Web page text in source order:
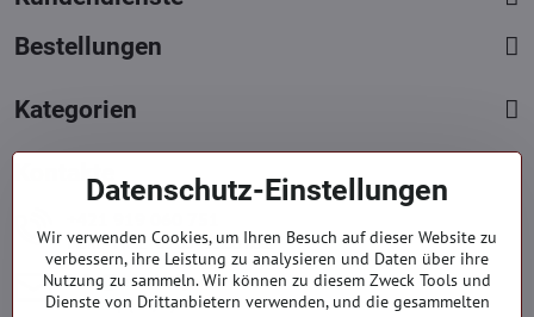
Bestellungen
Kategorien
Kontakte
Mont. - Freit. : 09:00 - 15:00 hod.
info​@everlady​.eu
Non stop ( 24/7 )
Datenschutz-Einstellungen
Wir verwenden Cookies, um Ihren Besuch auf dieser Website zu
verbessern, ihre Leistung zu analysieren und Daten über ihre
Nutzung zu sammeln. Wir können zu diesem Zweck Tools und
Dienste von Drittanbietern verwenden, und die gesammelten